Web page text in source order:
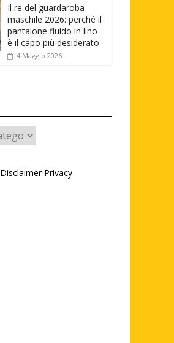
Il re del guardaroba
maschile 2026: perché il
pantalone fluido in lino
è il capo più desiderato
4 Maggio 2026
Disclaimer Privacy